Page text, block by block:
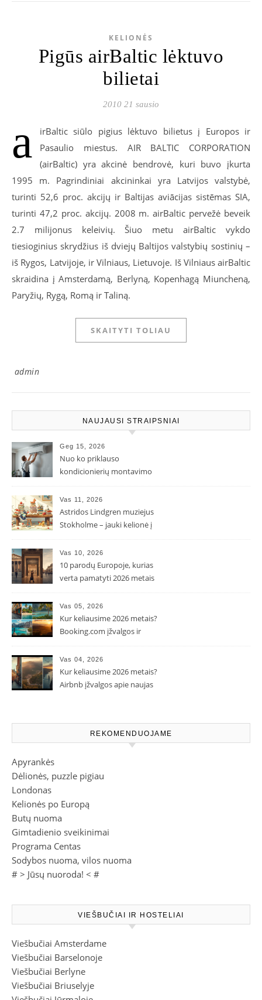
KELIONĖS
Pigūs airBaltic lėktuvo
bilietai
2010 21 sausio
a
irBaltic siūlo pigius lėktuvo bilietus į Europos ir
Pasaulio miestus. AIR BALTIC CORPORATION
(airBaltic) yra akcinė bendrovė, kuri buvo įkurta
1995 m. Pagrindiniai akcininkai yra Latvijos valstybė,
turinti 52,6 proc. akcijų ir Baltijas aviācijas sistēmas SIA,
turinti 47,2 proc. akcijų. 2008 m. airBaltic pervežė beveik
2.7 milijonus keleivių. Šiuo metu airBaltic vykdo
tiesioginius skrydžius iš dviejų Baltijos valstybių sostinių –
iš Rygos, Latvijoje, ir Vilniaus, Lietuvoje. Iš Vilniaus airBaltic
skraidina į Amsterdamą, Berlyną, Kopenhagą Miuncheną,
Paryžių, Rygą, Romą ir Taliną.
SKAITYTI TOLIAU
admin
NAUJAUSI STRAIPSNIAI
Geg 15, 2026
Nuo ko priklauso
kondicionierių montavimo
Vas 11, 2026
Astridos Lindgren muziejus
Stokholme – jauki kelionė į
Vas 10, 2026
10 parodų Europoje, kurias
verta pamatyti 2026 metais
Vas 05, 2026
Kur keliausime 2026 metais?
Booking.com įžvalgos ir
Vas 04, 2026
Kur keliausime 2026 metais?
Airbnb įžvalgos apie naujas
REKOMENDUOJAME
Apyrankės
Dėlionės, puzzle pigiau
Londonas
Kelionės po Europą
Butų nuoma
Gimtadienio sveikinimai
Programa Centas
Sodybos nuoma, vilos nuoma
# > Jūsų nuoroda! < #
VIEŠBUČIAI IR HOSTELIAI
Viešbučiai Amsterdame
Viešbučiai Barselonoje
Viešbučiai Berlyne
Viešbučiai Briuselyje